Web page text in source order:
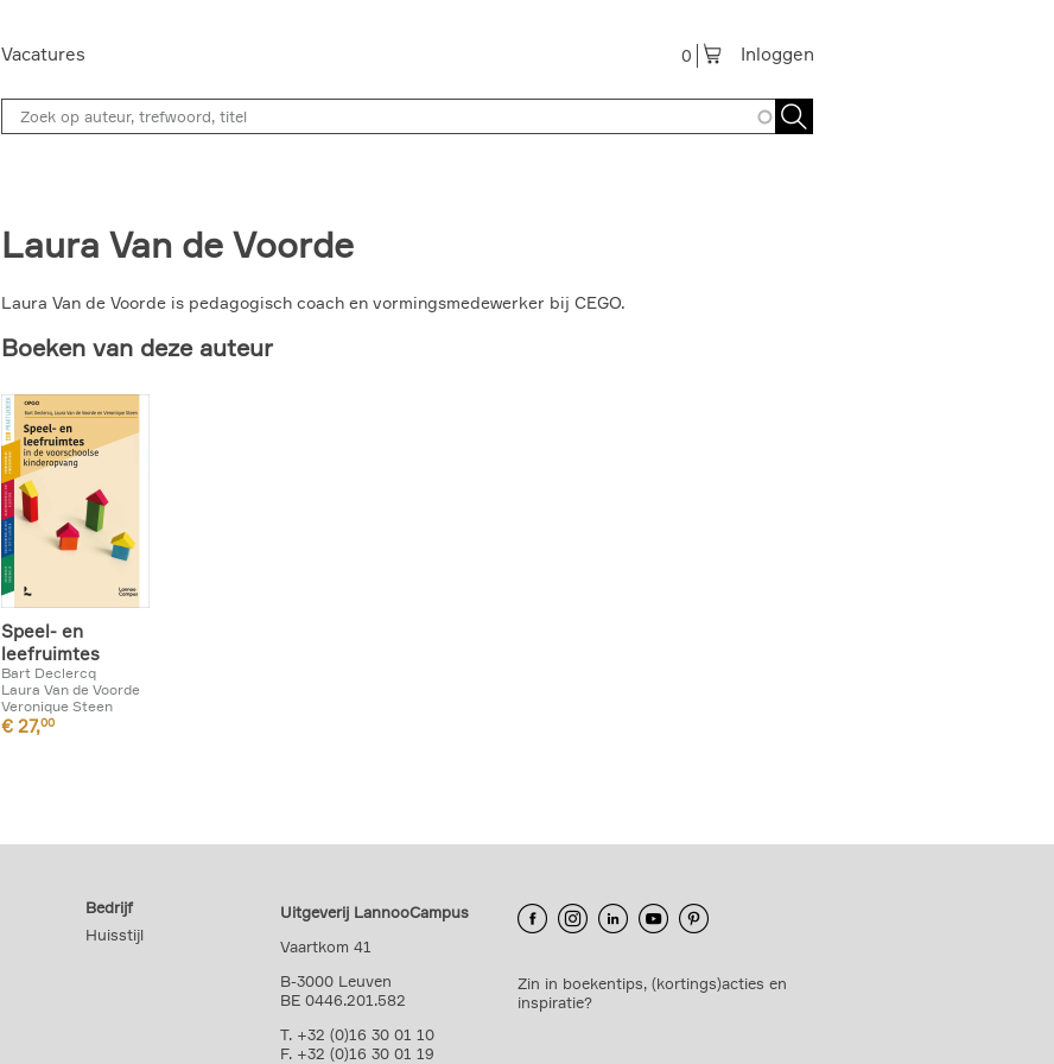
Vacatures Inloggen
0
Laura Van de Voorde
Laura Van de Voorde is pedagogisch coach en vormingsmedewerker bij CEGO.
Boeken van deze auteur
Speel- en
leefruimtes
Bart Declercq
Laura Van de Voorde
Veronique Steen
€ 27,00
Bedrijf
Huisstijl
Uitgeverij LannooCampus
Vaartkom 41
B-3000 Leuven
BE 0446.201.582
T. +32 (0)16 30 01 10
F. +32 (0)16 30 01 19
Zin in boekentips, (kortings)acties en
inspiratie?